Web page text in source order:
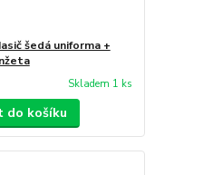
šedá uniforma +
Skladem 1 ks
do košíku